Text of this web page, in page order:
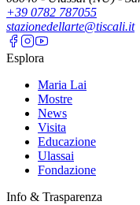
+39 0782 787055
stazionedellarte@tiscali.it
Esplora
Maria Lai
Mostre
News
Visita
Educazione
Ulassai
Fondazione
Info & Trasparenza